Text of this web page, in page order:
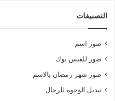
التصنيفات
صور اسم
صور للفيس بوك
صور شهر رمضان بالاسم
تبديل الوجوه للرجال